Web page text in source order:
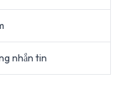
nhắn tin